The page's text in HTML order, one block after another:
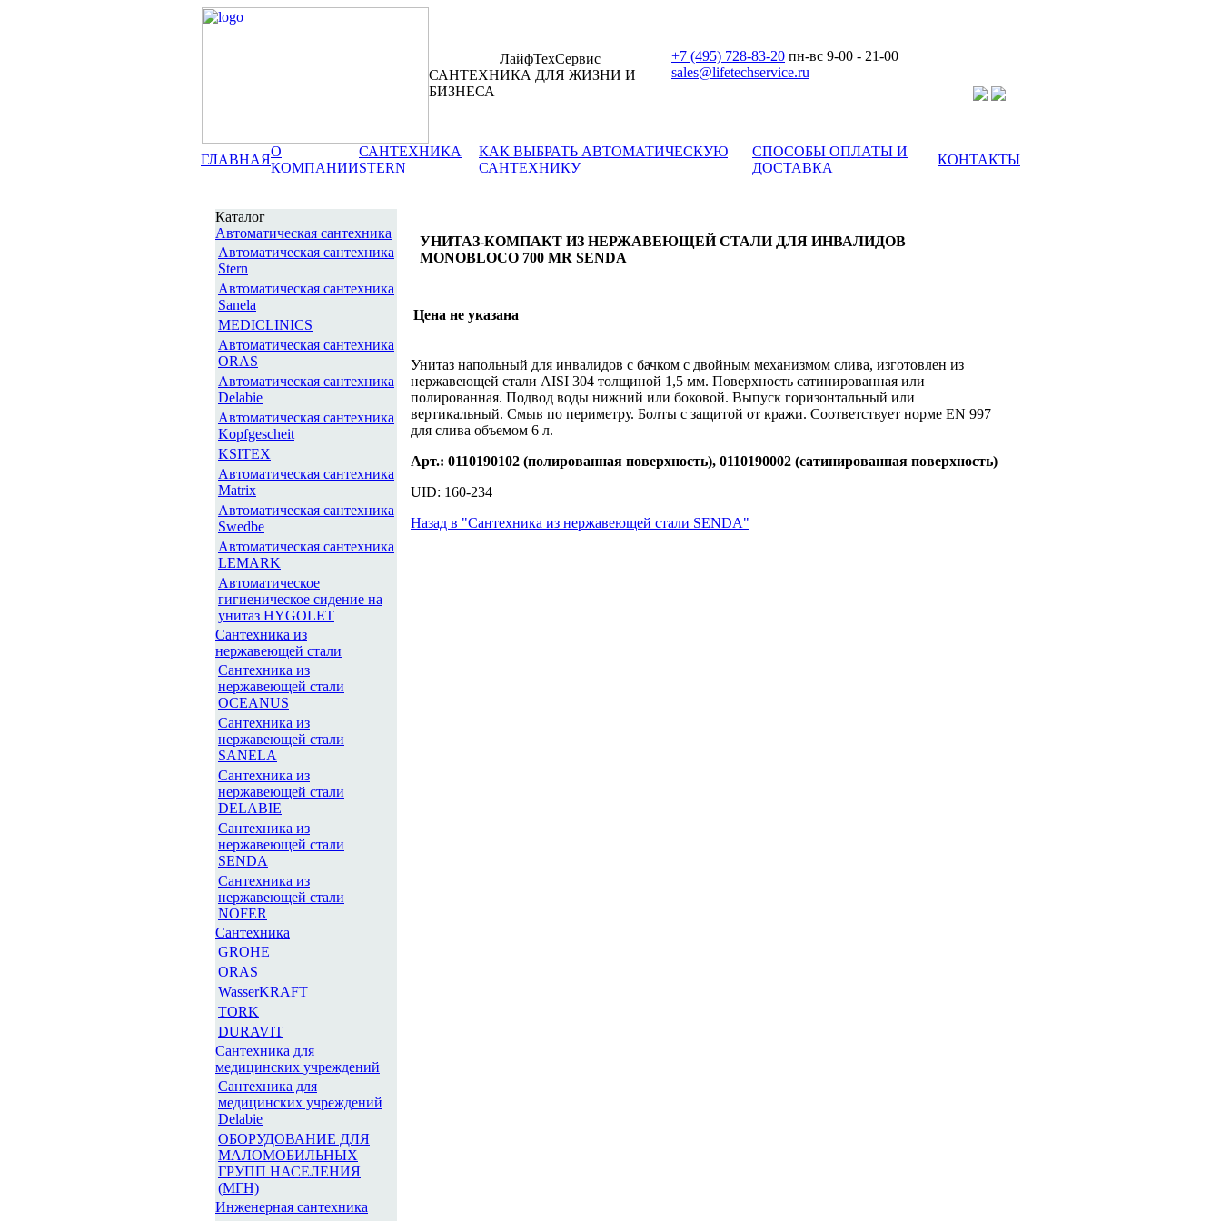
ЛайфТехСервис
САНТЕХНИКА ДЛЯ ЖИЗНИ И
БИЗНЕСА
+7 (495) 728-83-20 пн-вс 9-00 - 21-00
sales@lifetechservice.ru
ГЛАВНАЯ
О
КОМПАНИИ
САНТЕХНИКА
STERN
КАК ВЫБРАТЬ АВТОМАТИЧЕСКУЮ
САНТЕХНИКУ
СПОСОБЫ ОПЛАТЫ И
ДОСТАВКА
КОНТАКТЫ
Каталог
Автоматическая сантехника
Автоматическая сантехника
Stern
Автоматическая сантехника
Sanela
MEDICLINICS
Автоматическая сантехника
ORAS
Автоматическая сантехника
Delabie
Автоматическая сантехника
Kopfgescheit
KSITEX
Автоматическая сантехника
Matrix
Автоматическая сантехника
Swedbe
Автоматическая сантехника
LEMARK
Автоматическое
гигиеническое сидение на
унитаз HYGOLET
Сантехника из
нержавеющей стали
Сантехника из
нержавеющей стали
OCEANUS
Сантехника из
нержавеющей стали
SANELA
Сантехника из
нержавеющей стали
DELABIE
Сантехника из
нержавеющей стали
SENDA
Сантехника из
нержавеющей стали
NOFER
Сантехника
GROHE
ORAS
WasserKRAFT
TORK
DURAVIT
Сантехника для
медицинских учреждений
Сантехника для
медицинских учреждений
Delabie
ОБОРУДОВАНИЕ ДЛЯ
МАЛОМОБИЛЬНЫХ
ГРУПП НАСЕЛЕНИЯ
(МГН)
Инженерная сантехника
УНИТАЗ-КОМПАКТ ИЗ НЕРЖАВЕЮЩЕЙ СТАЛИ ДЛЯ ИНВАЛИДОВ
MONOBLOCO 700 MR SENDA
Цена не указана
Унитаз напольный для инвалидов с бачком с двойным механизмом слива, изготовлен из
нержавеющей стали AISI 304 толщиной 1,5 мм. Поверхность сатинированная или
полированная. Подвод воды нижний или боковой. Выпуск горизонтальный или
вертикальный. Смыв по периметру. Болты с защитой от кражи. Соответствует норме EN 997
для слива объемом 6 л.
Арт.: 0110190102 (полированная поверхность), 0110190002 (сатинированная поверхность)
UID: 160-234
Назад в "Сантехника из нержавеющей стали SENDA"